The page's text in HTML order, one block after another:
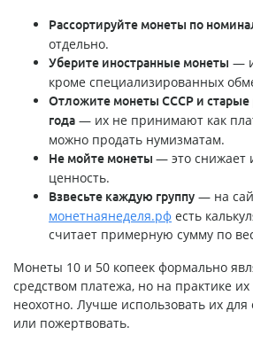
Рассортируйте монеты по
отдельно.
Уберите иностранные монеты —
кроме специализированных
Отложите монеты СССР и старые
года — их не принимают как
можно продать нумизматам.
Не мойте монеты — это снижает
ценность.
Взвесьте каждую группу — на
монетнаянеделя.рф есть
считает примерную сумму по
Монеты 10 и 50 копеек формально
средством платежа, но на практике
неохотно. Лучше использовать их
или пожертвовать.